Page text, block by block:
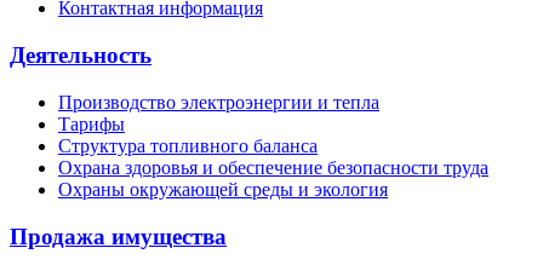
Контактная информация
Деятельность
Производство электроэнергии и тепла
Тарифы
Структура топливного баланса
Охрана здоровья и обеспечение безопасности труда
Охраны окружающей среды и экология
Продажа имущества